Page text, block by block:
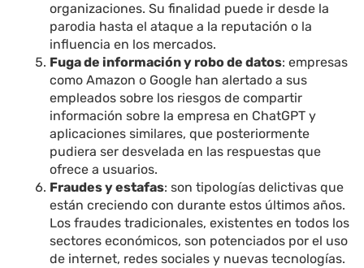
organizaciones. Su finalidad puede ir desde la
parodia hasta el ataque a la reputación o la
influencia en los mercados.
Fuga de información y robo de datos: empresas
como Amazon o Google han alertado a sus
empleados sobre los riesgos de compartir
información sobre la empresa en ChatGPT y
aplicaciones similares, que posteriormente
pudiera ser desvelada en las respuestas que
ofrece a usuarios.
Fraudes y estafas: son tipologías delictivas que
están creciendo con durante estos últimos años.
Los fraudes tradicionales, existentes en todos los
sectores económicos, son potenciados por el uso
de internet, redes sociales y nuevas tecnologías.